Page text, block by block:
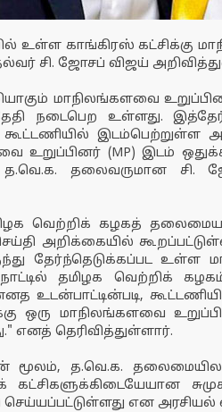
உள்ள காங்கிரஸ் கட்சிக்கு
சி. ஜோசப் விஜய்
மாநிலங்களவை
நடைபெற உள்ளது.
இடம்பெற்றுள்ள
உறுப்பினர் (MP) இடம்
த.வெ.க. தலைவருமான சி.
வெற்றிக் கழகத்
அறிக்கையில்
தேர்ந்தெடுக்கப்பட உள்ள
தமிழக வெற்றிக்
உடன்பாட்டின்படி,
ஒரு மாநிலங்களவை
எனத் தெரிவித்துள்ளார்.
மூலம், த.வெ.க.
கட்சிகளுக்கிடையேயான
செய்யப்பட்டுள்ளது என